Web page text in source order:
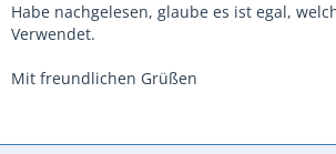
Habe nachgelesen, glaube es ist egal,
Verwendet.
Mit freundlichen Grüßen